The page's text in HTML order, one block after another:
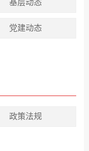
基层动态
党建动态
政策法规